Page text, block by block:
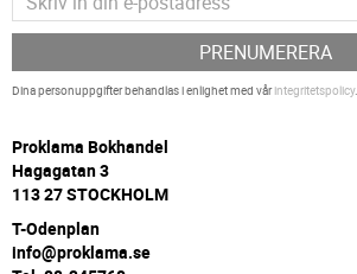
PRENUMERERA
Dina personuppgifter behandlas i enlighet med vårintegritetspolicy.
Proklama Bokhandel
Hagagatan 3
113 27 STOCKHOLM
T-Odenplan
info@proklama.se